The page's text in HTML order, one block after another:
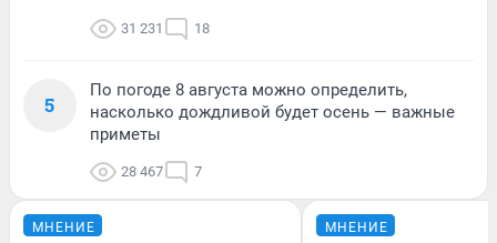
31 231 18
5
По погоде 8 августа можно определить,
насколько дождливой будет осень — важные
приметы
28 467 7
МНЕНИЕ МНЕНИЕ